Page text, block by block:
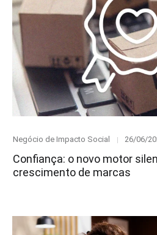
Category
Negócio de Impacto Social
Posted
26/06/
Confiança: o novo motor
crescimento de marcas